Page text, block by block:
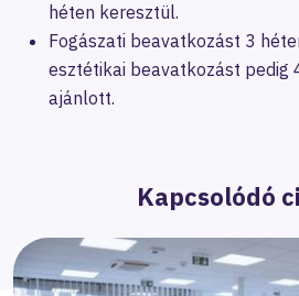
héten keresztül.
Fogászati beavatkozást 3
esztétikai beavatkozást pedig
ajánlott.
Kapcsolódó